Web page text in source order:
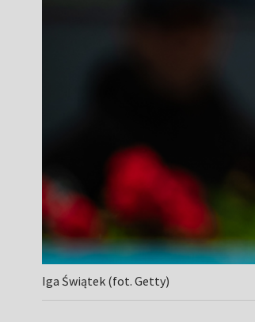
Iga Świątek (fot. Getty)